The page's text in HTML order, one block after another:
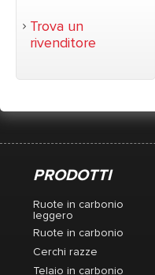
Trova un
rivenditore
PRODOTTI
Ruote in carbonio
leggero
Ruote in carbonio
Cerchi razze
Telaio in carbonio